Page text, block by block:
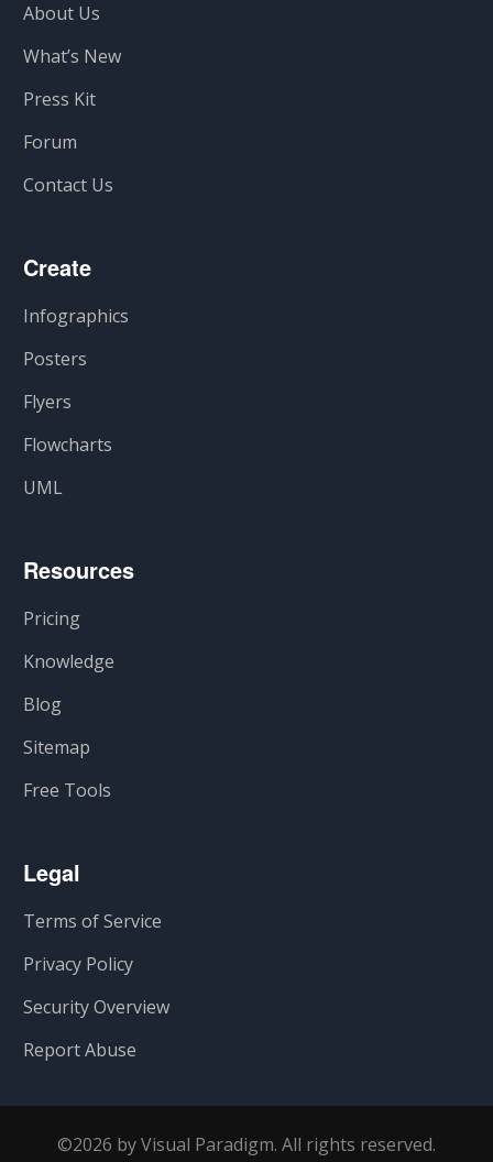
About Us
What’s New
Press Kit
Forum
Contact Us
Create
Infographics
Posters
Flyers
Flowcharts
UML
Resources
Pricing
Knowledge
Blog
Sitemap
Free Tools
Legal
Terms of Service
Privacy Policy
Security Overview
Report Abuse
©2026 by Visual Paradigm. All rights reserved.